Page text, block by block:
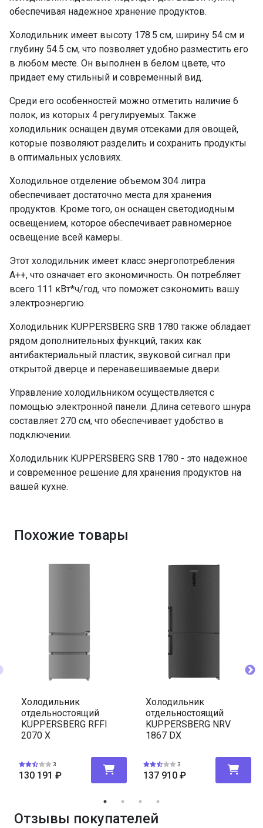
обеспечивая надежное хранение продуктов.
Холодильник имеет высоту 178.5 см, ширину 54 см и
глубину 54.5 см, что позволяет удобно разместить его
в любом месте. Он выполнен в белом цвете, что
придает ему стильный и современный вид.
Среди его особенностей можно отметить наличие 6
полок, из которых 4 регулируемых. Также
холодильник оснащен двумя отсеками для овощей,
которые позволяют разделить и сохранить продукты
в оптимальных условиях.
Холодильное отделение объемом 304 литра
обеспечивает достаточно места для хранения
продуктов. Кроме того, он оснащен светодиодным
освещением, которое обеспечивает равномерное
освещение всей камеры.
Этот холодильник имеет класс энергопотребления
A++, что означает его экономичность. Он потребляет
всего 111 кВт*ч/год, что поможет сэкономить вашу
электроэнергию.
Холодильник KUPPERSBERG SRB 1780 также обладает
рядом дополнительных функций, таких как
антибактериальный пластик, звуковой сигнал при
открытой дверце и перенавешиваемые двери.
Управление холодильником осуществляется с
помощью электронной панели. Длина сетевого шнура
составляет 270 см, что обеспечивает удобство в
подключении.
Холодильник KUPPERSBERG SRB 1780 - это надежное
и современное решение для хранения продуктов на
вашей кухне.
Похожие товары
Холодильник
отдельностоящий
KUPPERSBERG RFFI
2070 X
3
130 191 ₽
Холодильник
отдельностоящий
KUPPERSBERG NRV
1867 DX
3
137 910 ₽
Отзывы покупателей